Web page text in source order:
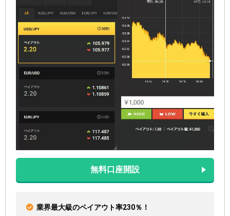
無料口座開設
業界最大級のペイアウト率230％！